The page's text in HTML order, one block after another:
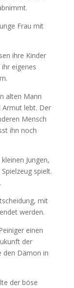
Frau mit
ihre Kinder
eigenes
alten Mann
Armut lebt. Der
Mensch
ihn noch
Jungen,
spielt.
mit
werden.
einen
der
den Dämon in
der böse